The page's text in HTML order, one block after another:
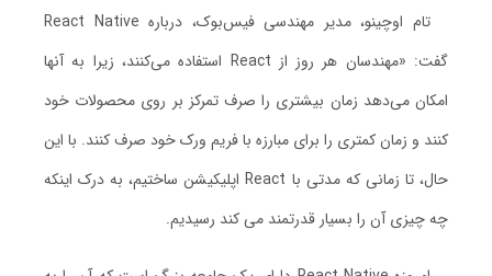
تام اوچینو، مدیر مهندسی فیس‌بوک، درباره React Native
گفت: «مهندسان هر روز از React استفاده می‌کنند، زیرا به آنها
امکان می‌دهد زمان بیشتری را صرف تمرکز بر روی محصولات خود
کنند و زمان کمتری را برای مبارزه با فریم ورک خود صرف کنند. با این
حال، تا زمانی که مدتی با React اپلیکیشن ساختیم، به درک اینکه
چه چیزی آن را بسیار قدرتمند می کند رسیدیم.